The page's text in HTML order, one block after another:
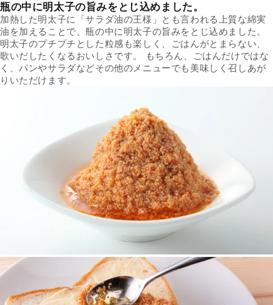
瓶の中に明太子の旨みをとじ込めました。
加熱した明太子に「サラダ油の王様」とも言われる上質な綿実
油を加えることで、瓶の中に明太子の旨みをとじ込めました。
明太子のプチプチとした粒感も楽しく、ごはんがとまらない、
歌いだしたくなるおいしさです。 もちろん、ごはんだけではな
く、パンやサラダなどその他のメニューでも美味しく召しあが
りいただけます。